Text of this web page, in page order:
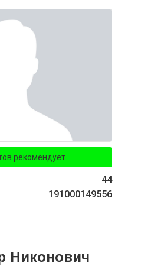
рекомендует
44
191000149556
Никонович